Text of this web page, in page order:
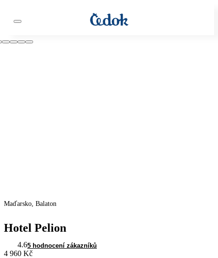
Maďarsko, Balaton
Hotel Pelion
4.65 hodnocení zákazníků
4 960 Kč